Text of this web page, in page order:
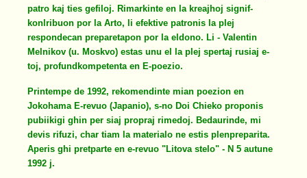
patro kaj ties gefiloj. Rimarkinte en la kreajhoj signif-
konlribuon por la Arto, li efektive patronis la plej
respondecan preparetapon por la eldono. Li - Valentin
Melnikov (u. Moskvo) estas unu el la plej spertaj rusiaj e-
toj, profundkompetenta en E-poezio.
Printempe de 1992, rekomendinte mian poezion en
Jokohama E-revuo (Japanio), s-no Doi Chieko proponis
pubiikigi ghin per siaj propraj rimedoj. Bedaurinde, mi
devis rifuzi, char tiam la materialo ne estis plenpreparita.
Aperis ghi pretparte en e-revuo "Litova stelo" - N 5 autune
1992 j.